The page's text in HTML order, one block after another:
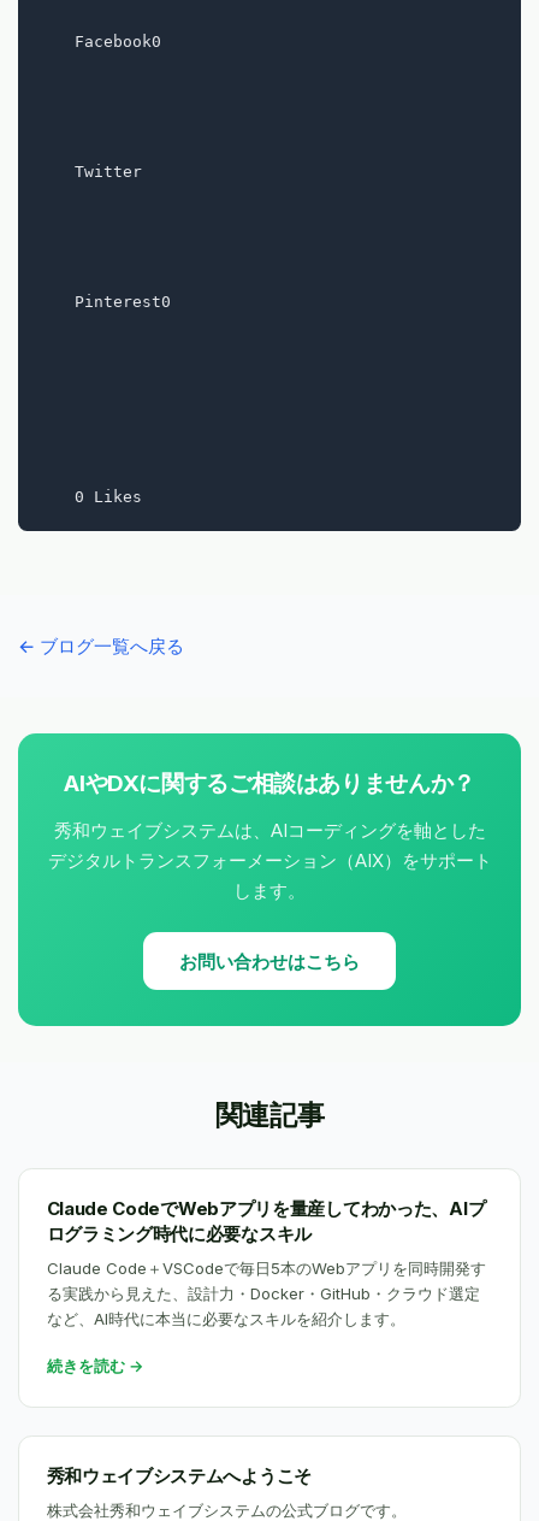
    Facebook0
    Twitter
    Pinterest0
← ブログ一覧へ戻る
AIやDXに関するご相談はありませんか？
秀和ウェイブシステムは、AIコーディングを軸とした
デジタルトランスフォーメーション（AIX）をサポート
します。
お問い合わせはこちら
関連記事
Claude CodeでWebアプリを量産してわかった、AIプ
ログラミング時代に必要なスキル
Claude Code＋VSCodeで毎日5本のWebアプリを同時開発す
る実践から見えた、設計力・Docker・GitHub・クラウド選定
など、AI時代に本当に必要なスキルを紹介します。
続きを読む →
秀和ウェイブシステムへようこそ
株式会社秀和ウェイブシステムの公式ブログです。